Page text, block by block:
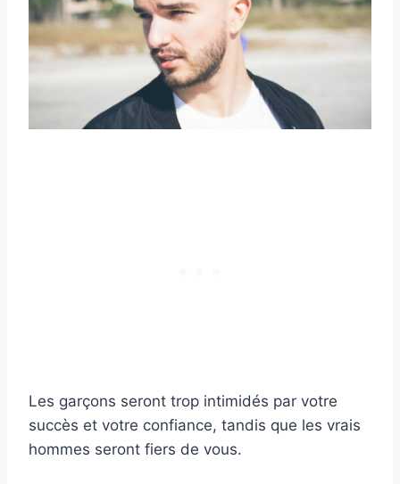
Les garçons seront trop intimidés par votre
succès et votre confiance, tandis que les vrais
hommes seront fiers de vous.